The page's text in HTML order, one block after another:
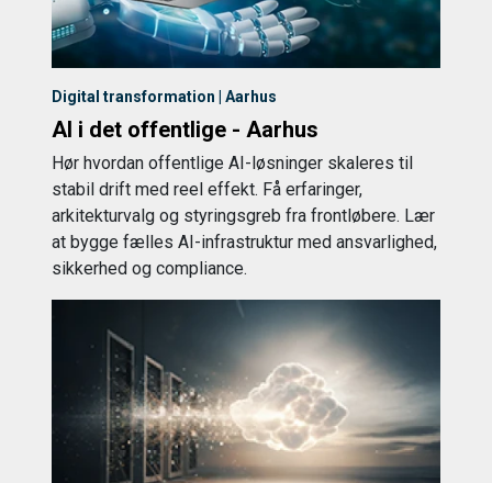
Digital transformation | Aarhus
AI i det offentlige - Aarhus
Hør hvordan offentlige AI-løsninger skaleres til
stabil drift med reel effekt. Få erfaringer,
arkitekturvalg og styringsgreb fra frontløbere. Lær
at bygge fælles AI-infrastruktur med ansvarlighed,
sikkerhed og compliance.